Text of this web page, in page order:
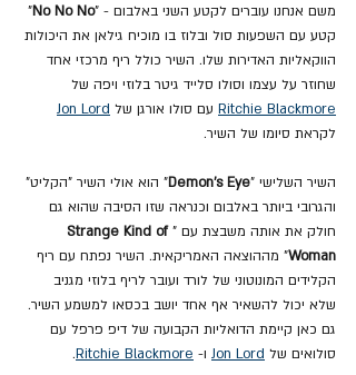
משם אנחנו עוברים לקטע השני באלבום - "No No No
"
קטע עם השפעות סול ובלוז בו מוכיח גילאן את היכולות
הווקאליות האדירות שלו. השיר כולל ריף מרכזי אחד
שחוזר על עצמו וסולו סלייד גיטר בלוזי ויפה של
Ritchie Blackmore עם סולו אורגן של Jon Lord
לקראת סיומו של השיר.
השיר השלישי "Demon's Eye" הוא אולי השיר "הקליט"
והגרובי ביותר באלבום וכנראה שזו הסיבה שהוא גם
חולק את אותה משבצת עם "Strange Kind of
Woman" מההוצאה האמריקאית. השיר נפתח עם ריף
הקלידים המונוטוני של לורד ועובר לריף בלוזי מגניב
שלא יכול להשאיר אף אחד יושב בכסאו למשמע השיר.
גם כאן קיימת הדואליות הקבועה של דיפ פרפל עם
סולואים של Jon Lord ו- Ritchie Blackmore
.